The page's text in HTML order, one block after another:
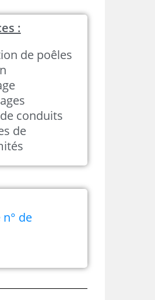
:
de poêles
conduits
de
de